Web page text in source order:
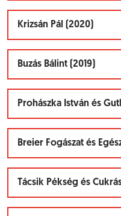
Krizsán Pál (2020)
Buzás Bálint (2019)
Prohászka István és
Breier Fogászat és
Tácsik Pékség és